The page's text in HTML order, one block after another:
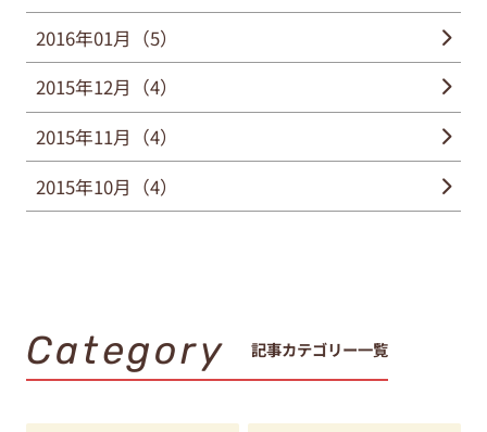
2016年01月（5）
2015年12月（4）
2015年11月（4）
2015年10月（4）
Category 記事カテゴリー一覧